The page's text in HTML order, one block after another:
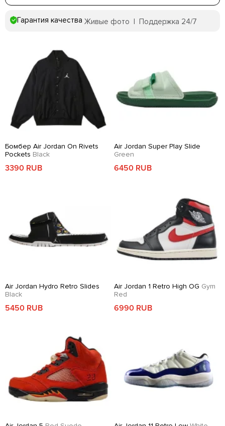
Гарантия качества Живые фото | Поддержка 24/7
Бомбер Air Jordan On Rivets
Pockets Black
3390 RUB
Air Jordan Super Play Slide
Green
6450 RUB
Air Jordan Hydro Retro Slides
Black
5450 RUB
Air Jordan 1 Retro High OG Gym
Red
6990 RUB